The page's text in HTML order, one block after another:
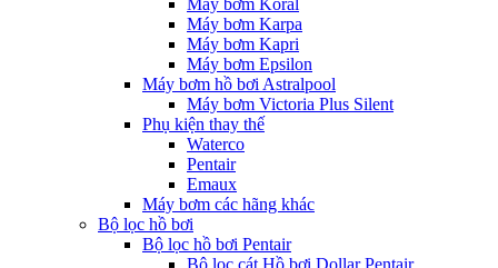
Máy bơm Koral
Máy bơm Karpa
Máy bơm Kapri
Máy bơm Epsilon
Máy bơm hồ bơi Astralpool
Máy bơm Victoria Plus Silent
Phụ kiện thay thế
Waterco
Pentair
Emaux
Máy bơm các hãng khác
Bộ lọc hồ bơi
Bộ lọc hồ bơi Pentair
Bộ lọc cát Hồ bơi Dollar Pentair